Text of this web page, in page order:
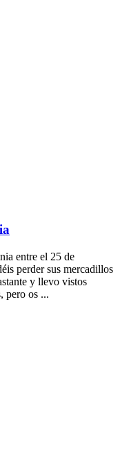
entre el 25 de
perder sus mercadillos
y llevo vistos
pero os ...